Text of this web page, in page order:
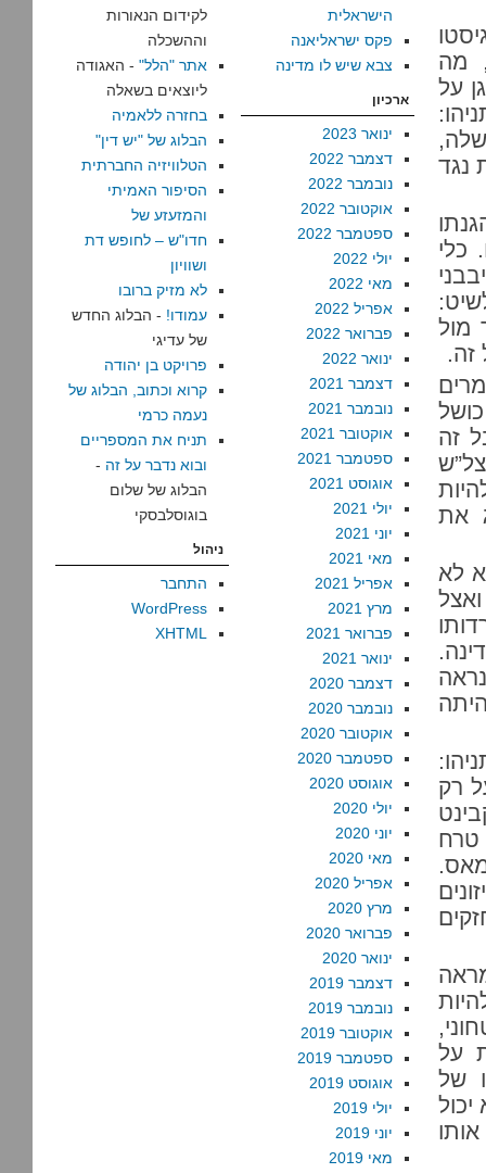
מה
על
נגד
כלי
מול
זה.
זה
את
לא
רק
טרח
על
של
הישראלית
פקס ישראליאנה
צבא שיש לו מדינה
ארכיון
ינואר 2023
דצמבר 2022
נובמבר 2022
אוקטובר 2022
ספטמבר 2022
יולי 2022
מאי 2022
אפריל 2022
פברואר 2022
ינואר 2022
דצמבר 2021
נובמבר 2021
אוקטובר 2021
ספטמבר 2021
אוגוסט 2021
יולי 2021
יוני 2021
מאי 2021
אפריל 2021
מרץ 2021
פברואר 2021
ינואר 2021
דצמבר 2020
נובמבר 2020
אוקטובר 2020
ספטמבר 2020
אוגוסט 2020
יולי 2020
יוני 2020
מאי 2020
אפריל 2020
מרץ 2020
פברואר 2020
ינואר 2020
דצמבר 2019
נובמבר 2019
אוקטובר 2019
ספטמבר 2019
אוגוסט 2019
יולי 2019
יוני 2019
מאי 2019
לקידום הנאורות
וההשכלה
אתר "הלל" - האגודה
ליוצאים בשאלה
בחזרה ללאמיה
הבלוג של "יש דין"
הטלוויזיה החברתית
הסיפור האמיתי
והמזעזע של
חדו"ש – לחופש דת
ושוויון
לא מזיק ברובו
עמודו! - הבלוג החדש
של עדיגי
פרויקט בן יהודה
קרוא וכתוב, הבלוג של
נעמה כרמי
תניח את המספריים
ובוא נדבר על זה -
הבלוג של שלום
בוגוסלבסקי
ניהול
התחבר
WordPress
XHTML